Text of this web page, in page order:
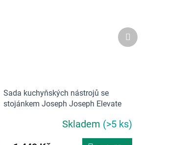
Sada kuchyňských nástrojů se
stojánkem Joseph Joseph Elevate
Skladem (>5 ks)
Další
produkt